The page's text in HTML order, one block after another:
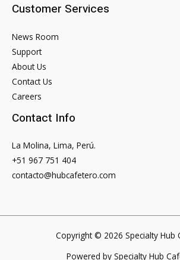
Customer Services
News Room
Support
About Us
Contact Us
Careers
Contact Info
La Molina, Lima, Perú.
+51 967 751 404
contacto@hubcafetero.com
Copyright © 2026 Specialty Hub
Powered by Specialty Hub